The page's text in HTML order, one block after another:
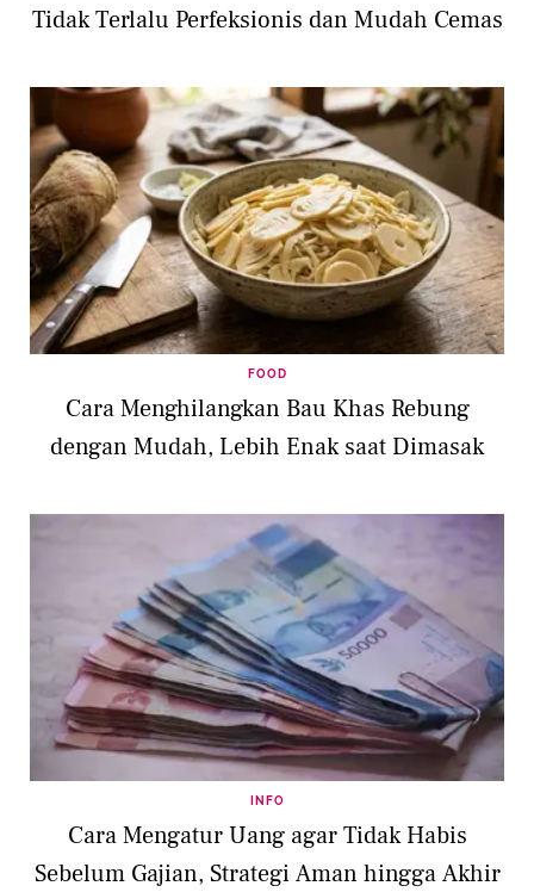
Tidak Terlalu Perfeksionis dan Mudah Cemas
FOOD
Cara Menghilangkan Bau Khas Rebung
dengan Mudah, Lebih Enak saat Dimasak
INFO
Cara Mengatur Uang agar Tidak Habis
Sebelum Gajian, Strategi Aman hingga Akhir